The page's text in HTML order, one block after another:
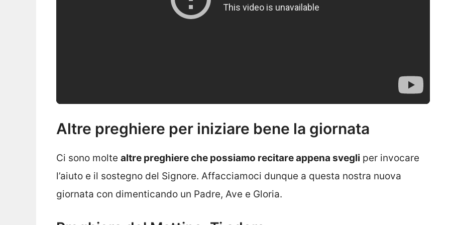
Altre preghiere per iniziare bene la giornata
Ci sono molte altre preghiere che possiamo recitare appena svegli per invocare
l’aiuto e il sostegno del Signore. Affacciamoci dunque a questa nostra nuova
giornata con dimenticando un Padre, Ave e Gloria.